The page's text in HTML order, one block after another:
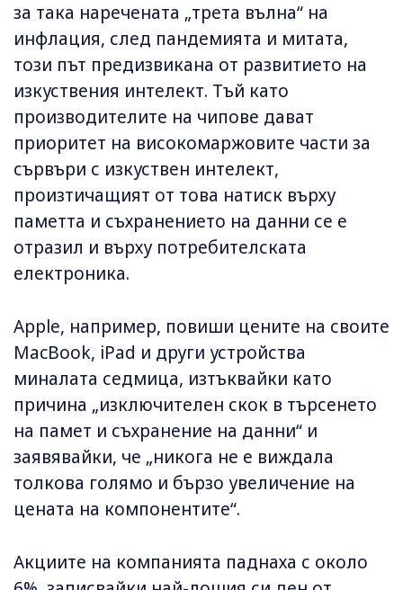
за така наречената „трета вълна“ на
инфлация, след пандемията и митата,
този път предизвикана от развитието на
изкуствения интелект. Тъй като
производителите на чипове дават
приоритет на високомаржовите части за
сървъри с изкуствен интелект,
произтичащият от това натиск върху
паметта и съхранението на данни се е
отразил и върху потребителската
електроника.
Apple, например, повиши цените на своите
MacBook, iPad и други устройства
миналата седмица, изтъквайки като
причина „изключителен скок в търсенето
на памет и съхранение на данни“ и
заявявайки, че „никога не е виждала
толкова голямо и бързо увеличение на
цената на компонентите“.
Акциите на компанията паднаха с около